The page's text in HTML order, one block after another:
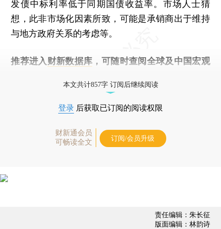
发债中标利率低于同期国债收益率。市场人士猜
想，此非市场化因素所致，可能是承销商出于维持
与地方政府关系的考虑等。
推荐进入 财新数据库 ，可随时查阅全球及中国宏观
本文共计857字 订阅后继续阅读
登录 后获取已订阅的阅读权限
财新通会员
可畅读全文
订阅/会员升级
责任编辑：朱长征
版面编辑：林韵诗